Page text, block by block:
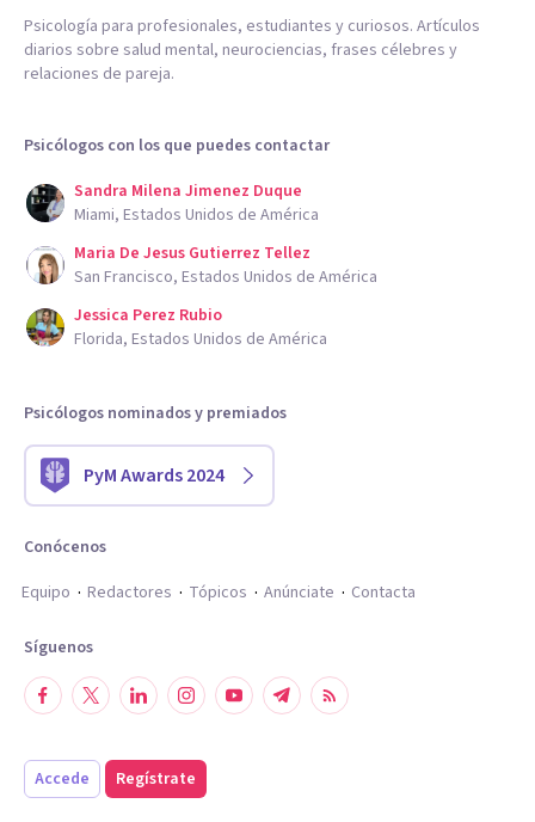
Psicología para profesionales, estudiantes y curiosos. Artículos
diarios sobre salud mental, neurociencias, frases célebres y
relaciones de pareja.
Psicólogos con los que puedes contactar
Sandra Milena Jimenez Duque
Miami, Estados Unidos de América
Maria De Jesus Gutierrez Tellez
San Francisco, Estados Unidos de América
Jessica Perez Rubio
Florida, Estados Unidos de América
Psicólogos nominados y premiados
PyM Awards 2024
Conócenos
Equipo
Redactores Tópicos Anúnciate Contacta
Síguenos
Accede Regístrate